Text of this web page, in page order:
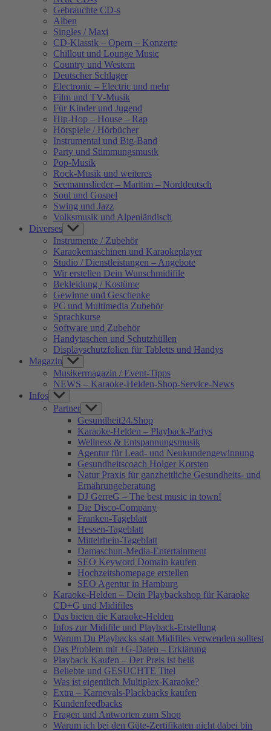
Gebrauchte CD-s
Alben
Singles / Maxi
CD-Klassik – Opern – Konzerte
Chillout und Lounge Music
Country und Western
Deutscher Schlager
Electronic – Electric und mehr
Film und TV-Musik
Für Kinder und Jugend
Hip-Hop – House – Rap
Hörspiele / Hörbücher
Instrumental und Big-Band
Party und Stimmungsmusik
Pop-Musik
Rock-Musik und weiteres
Seemannslieder – Maritim – Norddeutsch
Soul und Gospel
Swing und Jazz
Volksmusik und Alpenländisch
Diverses Show
sub
menu
Instrumente / Zubehör
Karaokemaschinen und Karaokeplayer
Studio / Dienstleistungen – Angebote
Wir erstellen Dein Wunschmidifile
Bekleidung / Kostüme
Gewinne und Geschenke
PC und Multimedia Zubehör
Sprachkurse
Software und Zubehör
Handytaschen und Schutzhüllen
Displayschutzfolien für Tabletts und Handys
Magazin Show
sub
menu
Musikermagazin / Event-Tipps
NEWS – Karaoke-Helden-Shop-Service-News
Infos Show
sub
menu
Partner Show
sub
menu
Gesundheit24.Shop
Karaoke-Helden – Playback-Partys
Wellness & Entspannungsmusik
Agentur für Lead- und Neukundengewinnung
Gesundheitscoach Holger Korsten
Natur Praxis für ganzheitliche Gesundheits- und
Ernährungeberatung
DJ GerreG – The best music in town!
Die Disco-Company
Franken-Tageblatt
Hessen-Tageblatt
Mittelrhein-Tageblatt
Damaschun-Media-Entertainment
SEO Keyword Domain kaufen
Hochzeitshomepage erstellen
SEO Agentur in Hamburg
Karaoke-Helden – Dein Playbackshop für Karaoke
CD+G und Midifiles
Das bieten die Karaoke-Helden
Infos zur Midifile und Playback-Erstellung
Warum Du Playbacks statt Midifiles verwenden solltest
Das Problem mit +G-Daten – Erklärung
Playback Kaufen – Der Preis ist heiß
Beliebte und GESUCHTE Titel
Was ist eigentlich Multiplex-Karaoke?
Extra – Karnevals-Plackbacks kaufen
Kundenfeedbacks
Fragen und Antworten zum Shop
Warum ich bei den Güte-Zertifikaten nicht dabei bin